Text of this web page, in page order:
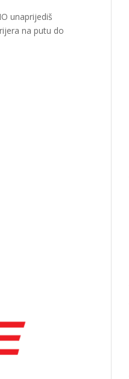
unaprijediš
na putu do